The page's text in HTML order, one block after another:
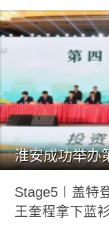
Stage5︱盖特
王奎程拿下蓝衫